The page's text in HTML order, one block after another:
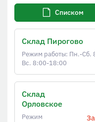
Списком
Склад Пирогово
Режим работы: Пн.-Сб.
Вс. 8:00-18:00
Склад
Орловское
Режим